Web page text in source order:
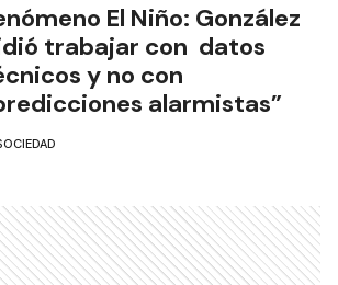
El Niño: González
trabajar con datos
y no con
alarmistas”